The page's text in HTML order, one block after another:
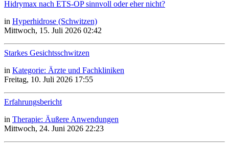
Hidrymax nach ETS-OP sinnvoll oder eher nicht?
in Hyperhidrose (Schwitzen)
Mittwoch, 15. Juli 2026 02:42
Starkes Gesichtsschwitzen
in Kategorie: Ärzte und Fachkliniken
Freitag, 10. Juli 2026 17:55
Erfahrungsbericht
in Therapie: Äußere Anwendungen
Mittwoch, 24. Juni 2026 22:23